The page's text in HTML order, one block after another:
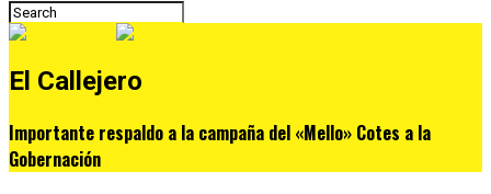
El Callejero
Importante respaldo a la campaña del «Mello» Cotes a la
Gobernación